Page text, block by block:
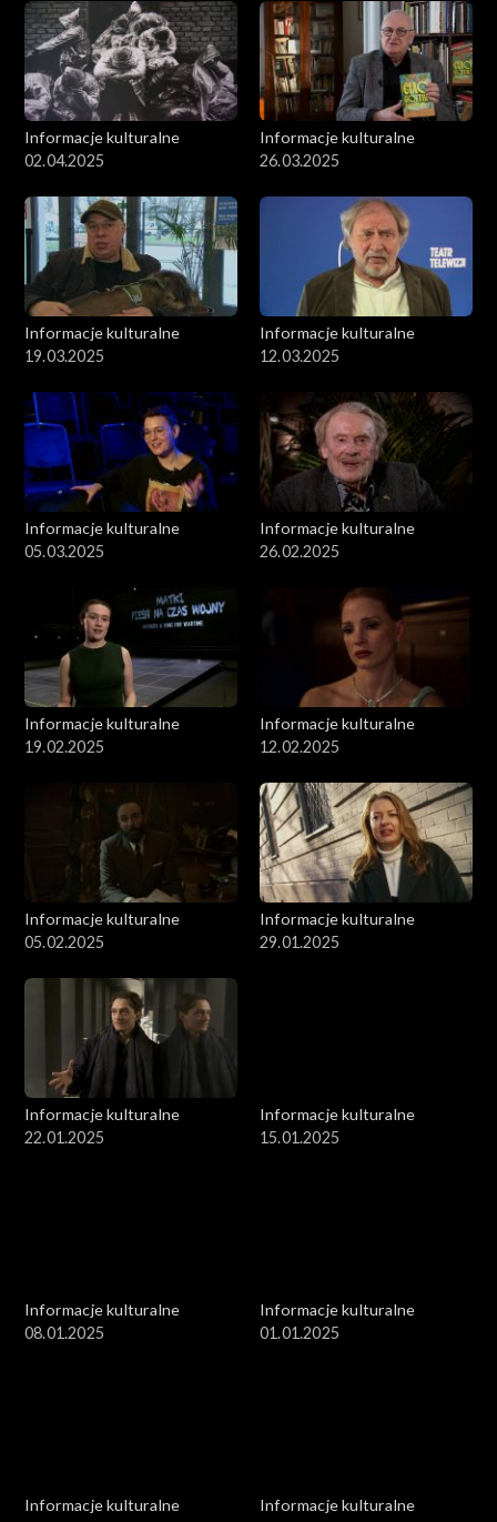
Informacje kulturalne
02.04.2025
Informacje kulturalne
26.03.2025
Informacje kulturalne
19.03.2025
Informacje kulturalne
12.03.2025
Informacje kulturalne
05.03.2025
Informacje kulturalne
26.02.2025
Informacje kulturalne
19.02.2025
Informacje kulturalne
12.02.2025
Informacje kulturalne
05.02.2025
Informacje kulturalne
29.01.2025
Informacje kulturalne
22.01.2025
Informacje kulturalne
15.01.2025
Informacje kulturalne
08.01.2025
Informacje kulturalne
01.01.2025
Informacje kulturalne
Informacje kulturalne